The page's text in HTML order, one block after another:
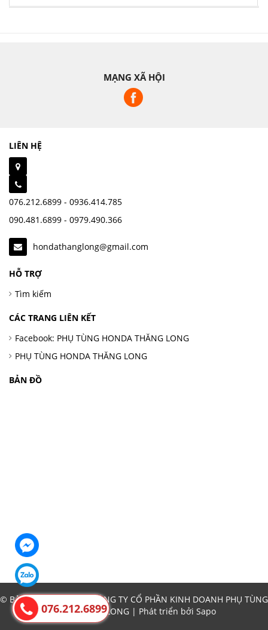
MẠNG XÃ HỘI
LIÊN HỆ
076.212.6899 - 0936.414.785
090.481.6899 - 0979.490.366
hondathanglong@gmail.com
HỖ TRỢ
Tìm kiếm
CÁC TRANG LIÊN KẾT
Facebook: PHỤ TÙNG HONDA THĂNG LONG
PHỤ TÙNG HONDA THĂNG LONG
BẢN ĐỒ
© Bản quyền thuộc về CÔNG TY CỔ PHẦN KINH DOANH PHỤ TÙNG
Ô TÔ THĂNG LONG | Phát triển bởi Sapo
076.212.6899